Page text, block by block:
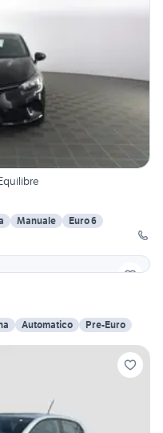
Manuale
Euro 6
Automatico Pre-Euro